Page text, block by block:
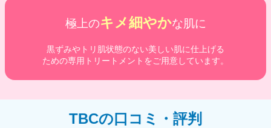
極上のキメ細やかな肌に
黒ずみやトリ肌状態のない美しい肌に仕上げる
ための専用トリートメントをご用意しています。
TBCの口コミ・評判